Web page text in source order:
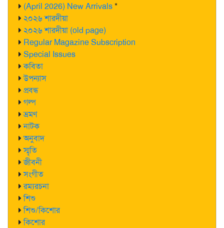
(April 2026) New Arrivals*
২০২৬ শারদীয়া
২০২৬ শারদীয়া (old page)
Regular Magazine Subscription
Special Issues
কবিতা
উপন্যাস
প্রবন্ধ
গল্প
ভ্রমণ
নাটক
অনুবাদ
স্মৃতি
জীবনী
সংগীত
রম্যরচনা
শিশু
শিশু/কিশোর
কিশোর